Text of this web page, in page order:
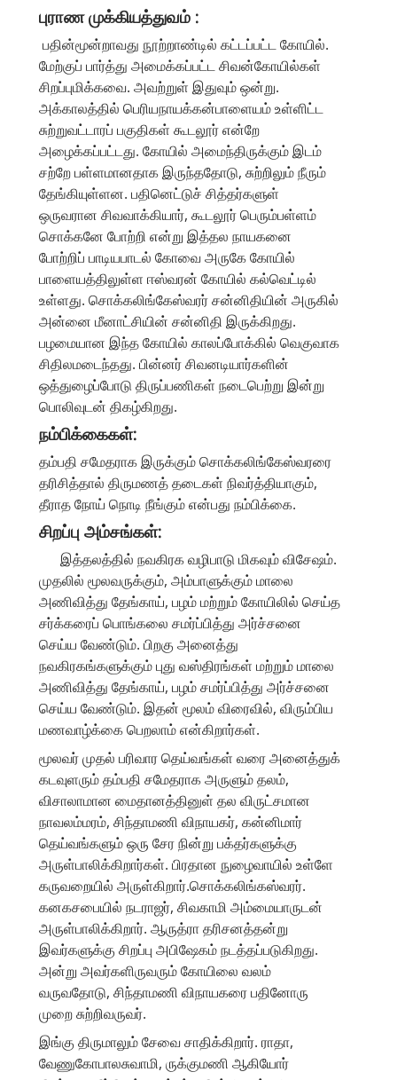
புராண முக்கியத்துவம் :
பதின்மூன்றாவது நூற்றாண்டில் கட்டப்பட்ட கோயில்.
மேற்குப் பார்த்து அமைக்கப்பட்ட சிவன்கோயில்கள்
சிறப்புமிக்கவை. அவற்றுள் இதுவும் ஒன்று.
அக்காலத்தில் பெரியநாயக்கன்பாளையம் உள்ளிட்ட
சுற்றுவட்டாரப் பகுதிகள் கூடலூர் என்றே
அழைக்கப்பட்டது. கோயில் அமைந்திருக்கும் இடம்
சற்றே பள்ளமானதாக இருந்ததோடு, சுற்றிலும் நீரும்
தேங்கியுள்ளன. பதினெட்டுச் சித்தர்களுள்
ஒருவரான சிவவாக்கியார், கூடலூர் பெரும்பள்ளம்
சொக்கனே போற்றி என்று இத்தல நாயகனை
போற்றிப் பாடியபாடல் கோவை அருகே கோயில்
பாளையத்திலுள்ள ஈஸ்வரன் கோயில் கல்வெட்டில்
உள்ளது. சொக்கலிங்கேஸ்வரர் சன்னிதியின் அருகில்
அன்னை மீனாட்சியின் சன்னிதி இருக்கிறது.
பழமையான இந்த கோயில் காலப்போக்கில் வெகுவாக
சிதிலமடைந்தது. பின்னர் சிவனடியார்களின்
ஒத்துழைப்போடு திருப்பணிகள் நடைபெற்று இன்று
பொலிவுடன் திகழ்கிறது.
நம்பிக்கைகள்:
தம்பதி சமேதராக இருக்கும் சொக்கலிங்கேஸ்வரரை
தரிசித்தால் திருமணத் தடைகள் நிவர்த்தியாகும்,
தீராத நோய் நொடி நீங்கும் என்பது நம்பிக்கை.
சிறப்பு அம்சங்கள்:
இத்தலத்தில் நவகிரக வழிபாடு மிகவும் விசேஷம்.
முதலில் மூலவருக்கும், அம்பாளுக்கும் மாலை
அணிவித்து தேங்காய், பழம் மற்றும் கோயிலில் செய்த
சர்க்கரைப் பொங்கலை சமர்ப்பித்து அர்ச்சனை
செய்ய வேண்டும். பிறகு அனைத்து
நவகிரகங்களுக்கும் புது வஸ்திரங்கள் மற்றும் மாலை
அணிவித்து தேங்காய், பழம் சமர்ப்பித்து அர்ச்சனை
செய்ய வேண்டும். இதன் மூலம் விரைவில், விரும்பிய
மணவாழ்க்கை பெறலாம் என்கிறார்கள்.
மூலவர் முதல் பரிவார தெய்வங்கள் வரை அனைத்துக்
கடவுளரும் தம்பதி சமேதராக அருளும் தலம்,
விசாலாமான மைதானத்தினுள் தல விருட்சமான
நாவலம்மரம், சிந்தாமணி விநாயகர், கன்னிமார்
தெய்வங்களும் ஒரு சேர நின்று பக்தர்களுக்கு
அருள்பாலிக்கிறார்கள். பிரதான நுழைவாயில் உள்ளே
கருவறையில் அருள்கிறார்.சொக்கலிங்கஸ்வரர்.
கனகசபையில் நடராஜர், சிவகாமி அம்மையாருடன்
அருள்பாலிக்கிறார். ஆருத்ரா தரிசனத்தன்று
இவர்களுக்கு சிறப்பு அபிஷேகம் நடத்தப்படுகிறது.
அன்று அவர்களிருவரும் கோயிலை வலம்
வருவதோடு, சிந்தாமணி விநாயகரை பதினோரு
முறை சுற்றிவருவர்.
இங்கு திருமாலும் சேவை சாதிக்கிறார். ராதா,
வேணுகோபாலசுவாமி, ருக்குமணி ஆகியோர்